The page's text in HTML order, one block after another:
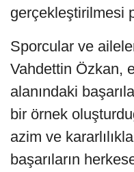
gerçekleştirilmesi
Sporcular ve
Vahdettin Özkan,
alanındaki
bir örnek
azim ve
başarıların